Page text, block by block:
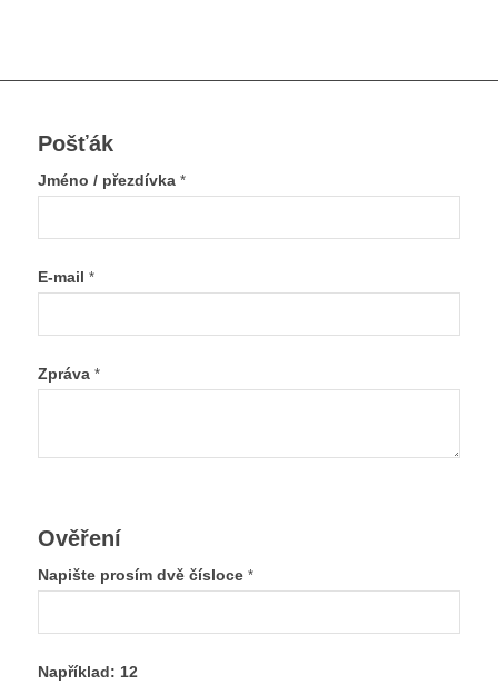
Pošťák
Jméno / přezdívka *
E-mail *
Zpráva *
Ověření
Napište prosím dvě čísloce *
Například: 12